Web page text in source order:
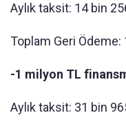
Aylık taksit: 14 bin
Toplam Geri
-1 milyon TL
Aylık taksit: 31 bin